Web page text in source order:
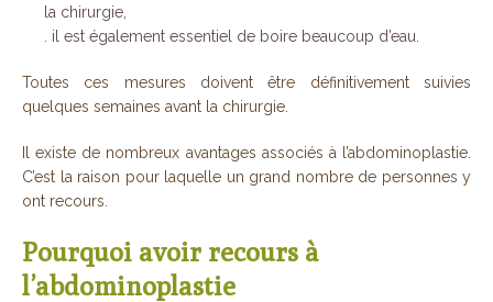
la chirurgie,
. il est également essentiel de boire beaucoup d’eau.
Toutes ces mesures doivent être définitivement suivies
quelques semaines avant la chirurgie.
Il existe de nombreux avantages associés à l’abdominoplastie.
C’est la raison pour laquelle un grand nombre de personnes y
ont recours.
Pourquoi avoir recours à
l’abdominoplastie